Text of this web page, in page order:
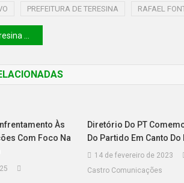
PREFEITURA DE TERESINA RAFAEL
Inácio de Loyola
Às
Com Foco Na
Diretório Do PT
Do Partido Em Canto
14 de fevereiro de 2023
Castro Comunicações